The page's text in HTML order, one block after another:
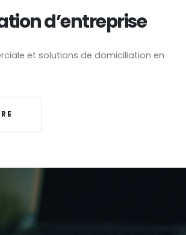
d’entreprise
et solutions de domiciliation en